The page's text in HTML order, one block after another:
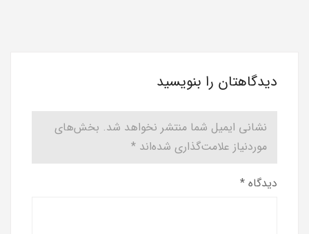
دیدگاهتان را بنویسید
نشانی ایمیل شما منتشر نخواهد شد. بخش‌های
موردنیاز علامت‌گذاری شده‌اند *
دیدگاه *